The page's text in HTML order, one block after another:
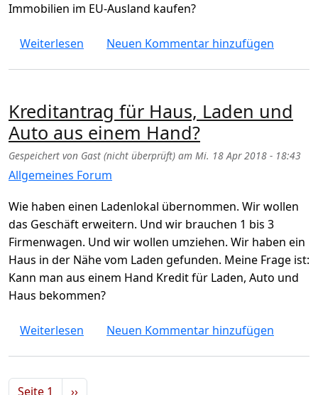
Immobilien im EU-Ausland kaufen?
Weiterlesen über Immobilien im EU-Ausland mit Kredit
Neuen Kommentar hinzufügen
Kreditantrag für Haus, Laden und
Auto aus einem Hand?
Gespeichert von Gast (nicht überprüft) am Mi. 18 Apr 2018 - 18:43
Allgemeines Forum
Wie haben einen Ladenlokal übernommen. Wir wollen
das Geschäft erweitern. Und wir brauchen 1 bis 3
Firmenwagen. Und wir wollen umziehen. Wir haben ein
Haus in der Nähe vom Laden gefunden. Meine Frage ist:
Kann man aus einem Hand Kredit für Laden, Auto und
Haus bekommen?
Weiterlesen über Kreditantrag für Haus, Laden und
Neuen Kommentar hinzufügen
Seitennummerierung
Seite 1 Nächste Seite
››